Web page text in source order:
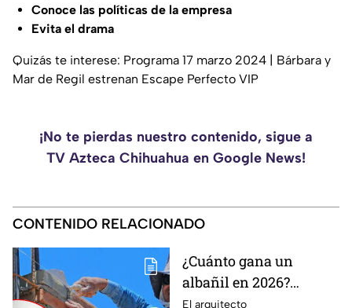
Conoce las políticas de la empresa
Evita el drama
Quizás te interese: Programa 17 marzo 2024 | Bárbara y
Mar de Regil estrenan Escape Perfecto VIP
¡No te pierdas nuestro contenido, sigue a
TV Azteca Chihuahua en Google News!
CONTENIDO RELACIONADO
¿Cuánto gana un
albañil en 2026?
ArquiJuve revela
El arquitecto